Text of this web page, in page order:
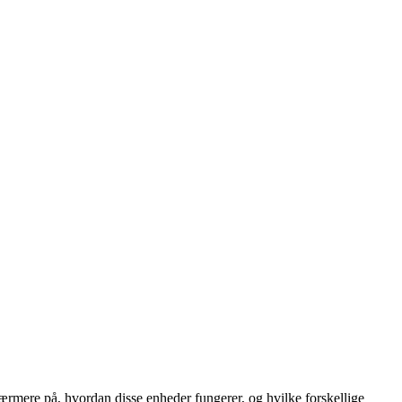
på, hvordan disse enheder fungerer, og hvilke forskellige